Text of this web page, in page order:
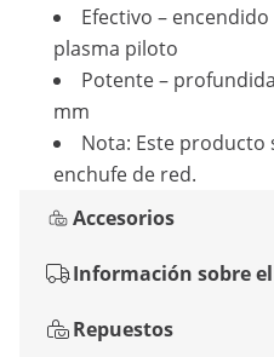
Efectivo –
plasma piloto
Potente –
mm
Nota: Este producto
enchufe de red.
Accesorios
Información sobre
Repuestos